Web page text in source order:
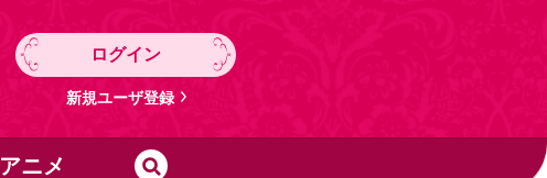
ログイン
新規ユーザ登録
アニメ